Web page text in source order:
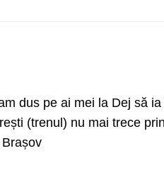
dus pe ai mei la Dej să
(trenul) nu mai trece